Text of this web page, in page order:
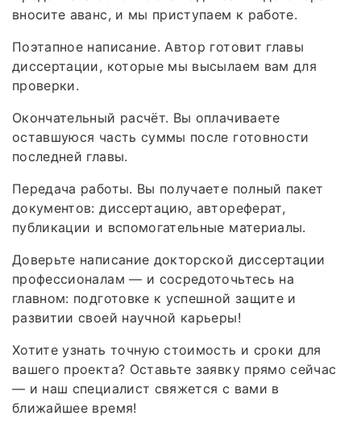
вносите аванс, и мы приступаем к работе.
Поэтапное написание. Автор готовит главы
диссертации, которые мы высылаем вам для
проверки.
Окончательный расчёт. Вы оплачиваете
оставшуюся часть суммы после готовности
последней главы.
Передача работы. Вы получаете полный пакет
документов: диссертацию, автореферат,
публикации и вспомогательные материалы.
Доверьте написание докторской диссертации
профессионалам — и сосредоточьтесь на
главном: подготовке к успешной защите и
развитии своей научной карьеры!
Хотите узнать точную стоимость и сроки для
вашего проекта? Оставьте заявку прямо сейчас
— и наш специалист свяжется с вами в
ближайшее время!